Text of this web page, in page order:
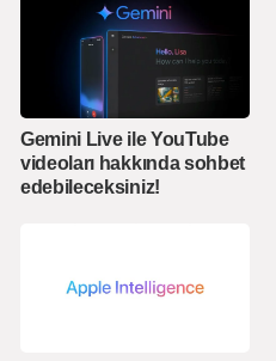
Gemini Live ile YouTube
videoları hakkında sohbet
edebileceksiniz!